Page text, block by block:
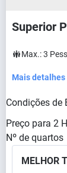
Superior
Max.:3
Mais detalhes
Condições de
Preço para 2
Nº de quartos
MELHOR